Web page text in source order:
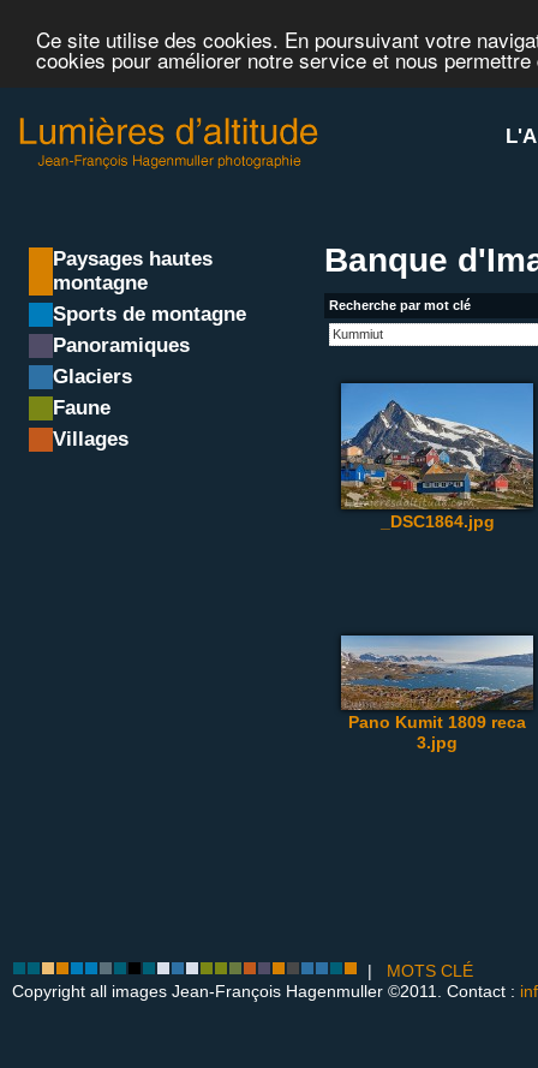
Ce site utilise des cookies. En poursuivant votre
cookies pour améliorer notre service et nous
Paysages hautes
montagne
Sports de montagne
Panoramiques
Glaciers
Faune
Villages
Banque
Recherche par mot clé
_DSC1864.jpg
Pano Kumit 1809 reca
3.jpg
| MOTS CLÉ
Copyright all images Jean-François Hagenmuller ©2011. Contact :